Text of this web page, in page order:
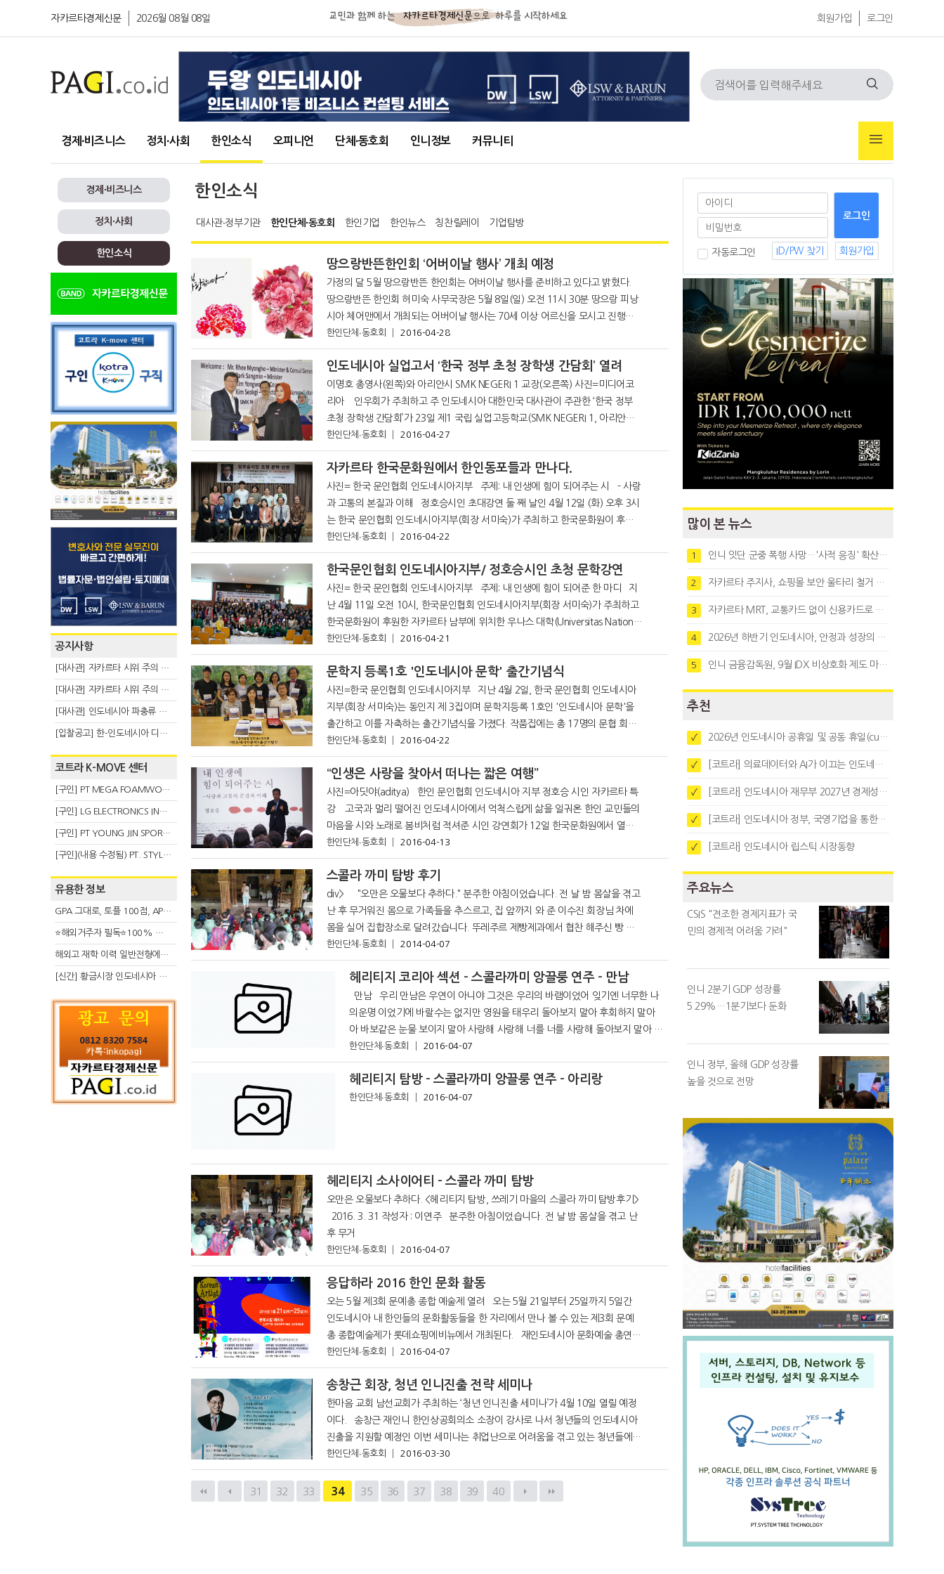
자카르타경제신문 2026월 08월 08일 회원가입 로그인
경제∙비즈니스 정치∙사회 한인소식 오피니언 단체∙동호회 인니정보 커뮤니티
경제∙비즈니스
정치∙사회
한인소식
공지사항
[대사관] 자카르타 시위 주의 안내(8.6)
[대사관] 자카르타 시위 주의 안내(8.3)
[대사관] 인도네시아 파충류 불법 반출 주의 (7.29)
[입찰공고] 한-인도네시아 디지털융복합 탈 전시회
코트라 K-MOVE 센터
[구인] PT MEGA FOAMWORKS INDONESIA
[구인] LG ELECTRONICS INDONESIA
[구인] PT YOUNG JIN SPORT INDONESIA
[구인](내용 수정됨) PT. STYLE KOREAN INDONESIA (스타일 코리안 인도네시아)
유용한 정보
GPA 그대로, 토플 100점, AP 막막 — 원인은 하나입니다
⭐해외거주자 필독⭐100% 온라인 마지막 한국어교원 2급 추가모집 (~8/2)
해외고 재학 이력 일반전형에서 분명한 입시 강점 살리는 전략
[신간] 황금시장 인도네시아 슈퍼리치의 성공 수업
한인소식
대사관∙정부기관 한인단체∙동호회 한인기업 한인뉴스 칭찬릴레이 기업탐방
땅으랑반뜬한인회 ‘어버이날 행사’ 개최 예정
가정의 달 5월 땅으랑반뜬 한인회는 어버이날 행사를 준비하고 있다고 밝혔다.
땅으랑반뜬 한인회 허미숙 사무국장은 5월 8일(일) 오전 11시 30분 땅으랑 피낭
시아 체어맨에서 개최되는 어버이날 행사는 70세 이상 어르신을 모시고 진행될
예정이라고 밝혔다. 그에 따르면 인도네시아에 거주하는 분은 물론, 한국에서
한인단체∙동호회 2016-04-28
인도네시아 실업고서 ‘한국 정부 초청 장학생 간담회’ 열려
이명호 총영사(왼쪽)와 아리안시 SMK NEGERI 1 교장(오른쪽) 사진=미디어코
리아 인우회가 주최하고 주 인도네시아 대한민국 대사관이 주관한 ‘한국 정부
초청 장학생 간담회’가 23일 제1 국립 실업고등학교(SMK NEGERI 1, 아리안시
교장)에서 개최되었다.
한인단체∙동호회 2016-04-27
자카르타 한국문화원에서 한인동포들과 만나다.
사진= 한국 문인협회 인도네시아지부 주제: 내 인생에 힘이 되어주는 시 - 사랑
과 고통의 본질과 이해 정호승시인 초대강연 둘 째 날인 4월 12일 (화) 오후 3시
는 한국 문인협회 인도네시아지부(회장 서미숙)가 주최하고 한국문화원이 후원
하는 한인동포들과의 만남인 정호승 시인의 특별한 강연
한인단체∙동호회 2016-04-22
한국문인협회 인도네시아지부/ 정호승시인 초청 문학강연
사진= 한국 문인협회 인도네시아지부 주제: 내 인생에 힘이 되어준 한 마디 지
난 4월 11일 오전 10시, 한국문인협회 인도네시아지부(회장 서미숙)가 주최하고
한국문화원이 후원한 자카르타 남부에 위치한 우나스 대학(Universitas Nationa
l)에서 ‘내 인생에 힘이 되어 준 한마디&rsqu
한인단체∙동호회 2016-04-21
문학지 등록1호 '인도네시아 문학' 출간기념식
사진=한국 문인협회 인도네시아지부 지난 4월 2일, 한국 문인협회 인도네시아
지부(회장 서미숙)는 동인지 제 3집이며 문학지등록 1호인 '인도네시아 문학'을
출간하고 이를 자축하는 출간기념식을 가졌다. 작품집에는 총 17명의 문협 회원
들이 시와 수필, 평론에 걸친 다양한 장르의 문학 작품들을 게재하였고, 기획 특집
으로 한
한인단체∙동호회 2016-04-22
“인생은 사랑을 찾아서 떠나는 짧은 여행”
사진=아딧야(aditya) 한인 문인협회 인도네시아 지부 정호승 시인 자카르타 특
강 고국과 멀리 떨어진 인도네시아에서 억척스럽게 삶을 일궈온 한인 교민들의
마음을 시와 노래로 봄비처럼 적셔준 시인 강연회가 12일 한국문화원에서 열렸
다. 국내 최고의 서정시인
한인단체∙동호회 2016-04-13
스콜라 까미 탐방 후기
div> "오만은 오물보다 추하다." 분주한 아침이었습니다. 전 날 밤 몸살을 겪고
난 후 무거워진 몸으로 가족들을 추스르고, 집 앞까지 와 준 이수진 회장님 차에
몸을 실어 집합장소로 달려갔습니다. 뚜레주르 제빵제과에서 협찬 해주신 빵 상
자를 싣고 트렁크가 가득해진 차에 나누어 타고 다시 목
한인단체∙동호회 2014-04-07
헤리티지 코리아 섹션 - 스콜라까미 앙끌룽 연주 - 만남
의운명 이었기에 바랄수는 없지만 영원을 태우리 돌아보지 말아 후회하지 말아
아 바보같은 눈물 보이지 말아 사랑해 사랑해 너를 너를 사랑해 돌아보지 말아 후
회하지 말아 아 바보같은 눈물 보이지 말
한인단체∙동호회 2016-04-07
헤리티지 탐방 - 스콜라까미 앙끌룽 연주 - 아리랑
한인단체∙동호회 2016-04-07
헤리티지 소사이어티 - 스콜라 까미 탐방
오만은 오물보다 추하다. <헤리티지 탐방, 쓰레기 마을의 스콜라 까미 탐방후기>
후 무거
한인단체∙동호회 2016-04-07
응답하라 2016 한인 문화 활동
오는 5월 제3회 문예총 종합 예술제 열려 오는 5월 21일부터 25일까지 5일간
인도네시아 내 한인들의 문화활동들을 한 자리에서 만나 볼 수 있는 제3회 문예
총 종합예술제가 롯데쇼핑에비뉴에서 개최된다. 재인도네시아 문화예술 총연합
회가 주관하는 이번 행사는 크게 전시와 퍼포먼스로 나뉘어 진행될 예정이다.
한인단체∙동호회 2016-04-07
송창근 회장, 청년 인니진출 전략 세미나
한마음 교회 남선교회가 주최하는 ‘청년 인니진출 세미나’가 4월 10일 열릴 예정
이다. 송창근 재인니 한인상공회의소 소장이 강사로 나서 청년들의 인도네시아
진출을 지원할 예정인 이번 세미나는 취업난으로 어려움을 겪고 있는 청년들에게
한인단체∙동호회 2016-03-30
31 32 33 34 35 36 37 38 39 40
맨끝
자동로그인 ID/PW 찾기 회원가입
많이 본 뉴스
1 인니 잇단 군중 폭행 사망…'사적 응징' 확산에 법치 우려
2 자카르타 주지사, 쇼핑몰 보안 울타리 철거 요청…"치안 문제없다"
3 자카르타 MRT, 교통카드 없이 신용카드로 바로 탄다
4 2026년 하반기 인도네시아, 안정과 성장의 시험대
5 인니 금융감독원, 9월 IDX 비상호화 제도 마련…주식회사 전환 본격화
추천
✓ 2026년 인도네시아 공휴일 및 공동 휴일(cuti bersama)
✓ [코트라] 의료데이터와 AI가 이끄는 인도네시아 디지털 헬스케어 시장 트렌드
✓ [코트라] 인도네시아 재무부 2027년 경제성장 전망 및 목표 발표
✓ [코트라] 인도네시아 정부, 국영기업을 통한 석탄·팜유·합금철 수출 중앙집중화 추진
✓ [코트라] 인도네시아 립스틱 시장동향
주요뉴스
CSIS "견조한 경제지표가 국
민의 경제적 어려움 가려"
인니 2분기 GDP 성장률
5.29%…1분기보다 둔화
인니 정부, 올해 GDP 성장률
높을 것으로 전망